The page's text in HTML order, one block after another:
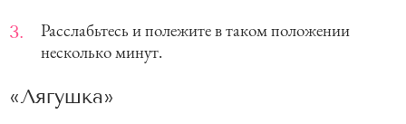
Расслабьтесь и полежите в таком положении
несколько минут.
«Лягушка»